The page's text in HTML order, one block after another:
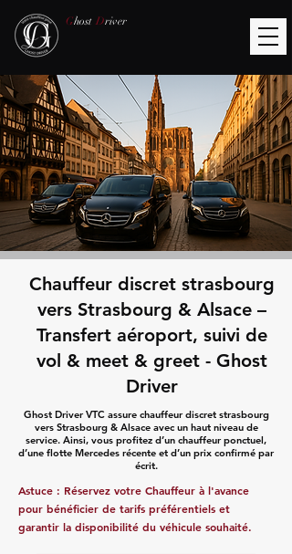
Ghost Driver
Chauffeur discret strasbourg
vers Strasbourg & Alsace –
Transfert aéroport, suivi de
vol & meet & greet - Ghost
Driver
Ghost Driver VTC assure chauffeur discret strasbourg
vers Strasbourg & Alsace avec un haut niveau de
service. Ainsi, vous profitez d’un chauffeur ponctuel,
d’une flotte Mercedes récente et d’un prix confirmé par
écrit.
Astuce : Réservez votre Chauffeur à l'avance
pour bénéficier de tarifs préférentiels et
garantir la disponibilité du véhicule souhaité.